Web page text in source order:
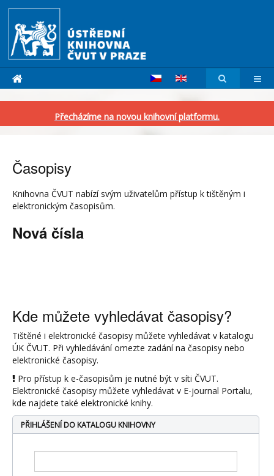
Přecházíme na novou knihovní platformu.
Časopisy
Knihovna ČVUT nabízí svým uživatelům přístup k tištěným i
elektronickým časopisům.
Nová čísla
Kde můžete vyhledávat časopisy?
Tištěné i elektronické časopisy můžete vyhledávat v katalogu
ÚK ČVUT. Při vyhledávání omezte zadání na časopisy nebo
elektronické časopisy.
Pro přístup k e-časopisům je nutné být v síti ČVUT.
Elektronické časopisy můžete vyhledávat v E-journal Portalu,
kde najdete také elektronické knihy.
PŘIHLÁŠENÍ DO KATALOGU KNIHOVNY